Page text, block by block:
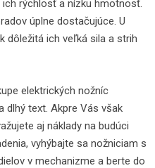
rýchlosť a nízku hmotnosť.
úplne dostačujúce. U
dôležitá ich veľká sila a strih
elektrických nožníc
dlhý text. Akpre Vás však
aj náklady na budúci
vyhýbajte sa nožniciam s
v mechanizme a berte do